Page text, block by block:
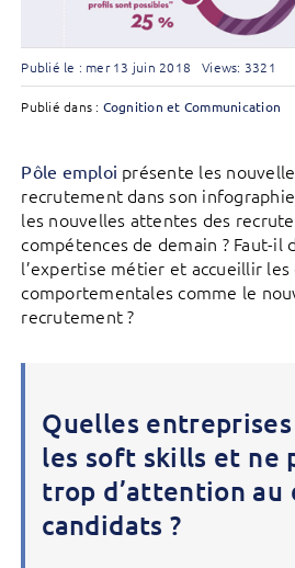
Publié le : mer 13 juin 2018 Views: 3321
Publié dans : Cognition et Communication
Pôle emploi présente les
recrutement dans son
les nouvelles attentes des
compétences de demain ? Faut-il
l’expertise métier et accueillir
comportementales comme le
recrutement ?
Quelles
les soft skills et ne
trop d’attention au
candidats ?